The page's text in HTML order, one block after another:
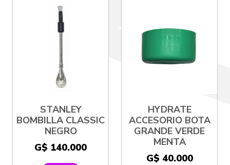
STANLEY
BOMBILLA CLASSIC
NEGRO
G$ 140.000
HYDRATE
ACCESORIO BOTA
GRANDE VERDE
MENTA
G$ 40.000